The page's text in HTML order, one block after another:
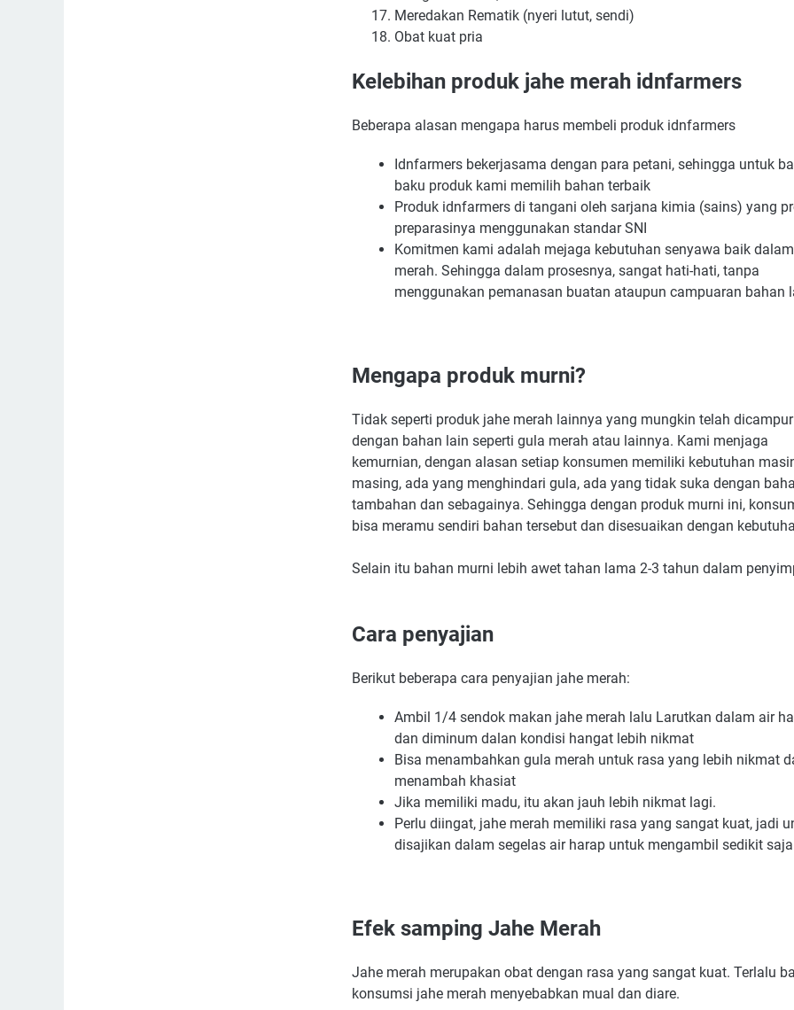
Meredakan Rematik (nyeri lutut, sendi)
Obat kuat pria
Kelebihan produk jahe merah idnfarmers
Beberapa alasan mengapa harus membeli produk idnfarmers
Idnfarmers bekerjasama dengan para petani, sehingga untuk
baku produk kami memilih bahan terbaik
Produk idnfarmers di tangani oleh sarjana kimia (sains) yang
preparasinya menggunakan standar SNI
Komitmen kami adalah mejaga kebutuhan senyawa baik
merah. Sehingga dalam prosesnya, sangat hati-hati, tanpa
menggunakan pemanasan buatan ataupun campuaran bahan
Mengapa produk murni?
Tidak seperti produk jahe merah lainnya yang mungkin telah dicampur
dengan bahan lain seperti gula merah atau lainnya. Kami menjaga
kemurnian, dengan alasan setiap konsumen memiliki kebutuhan
masing, ada yang menghindari gula, ada yang tidak suka dengan
tambahan dan sebagainya. Sehingga dengan produk murni ini,
bisa meramu sendiri bahan tersebut dan disesuaikan dengan
Selain itu bahan murni lebih awet tahan lama 2-3 tahun dalam
Cara penyajian
Berikut beberapa cara penyajian jahe merah:
Ambil 1/4 sendok makan jahe merah lalu Larutkan dalam air
dan diminum dalan kondisi hangat lebih nikmat
Bisa menambahkan gula merah untuk rasa yang lebih nikmat
menambah khasiat
Jika memiliki madu, itu akan jauh lebih nikmat lagi.
Perlu diingat, jahe merah memiliki rasa yang sangat kuat, jadi
disajikan dalam segelas air harap untuk mengambil sedikit
Efek samping Jahe Merah
Jahe merah merupakan obat dengan rasa yang sangat kuat. Terlalu
konsumsi jahe merah menyebabkan mual dan diare.